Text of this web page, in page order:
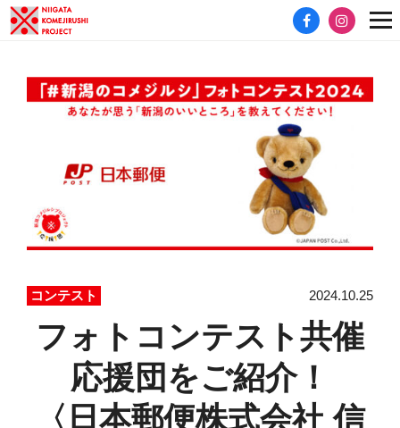
コンテスト 2024.10.25
フォトコンテスト共催
応援団をご紹介！
〈日本郵便株式会社 信